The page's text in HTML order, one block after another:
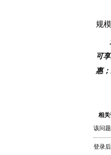
规
可
惠；
相
该问
登录